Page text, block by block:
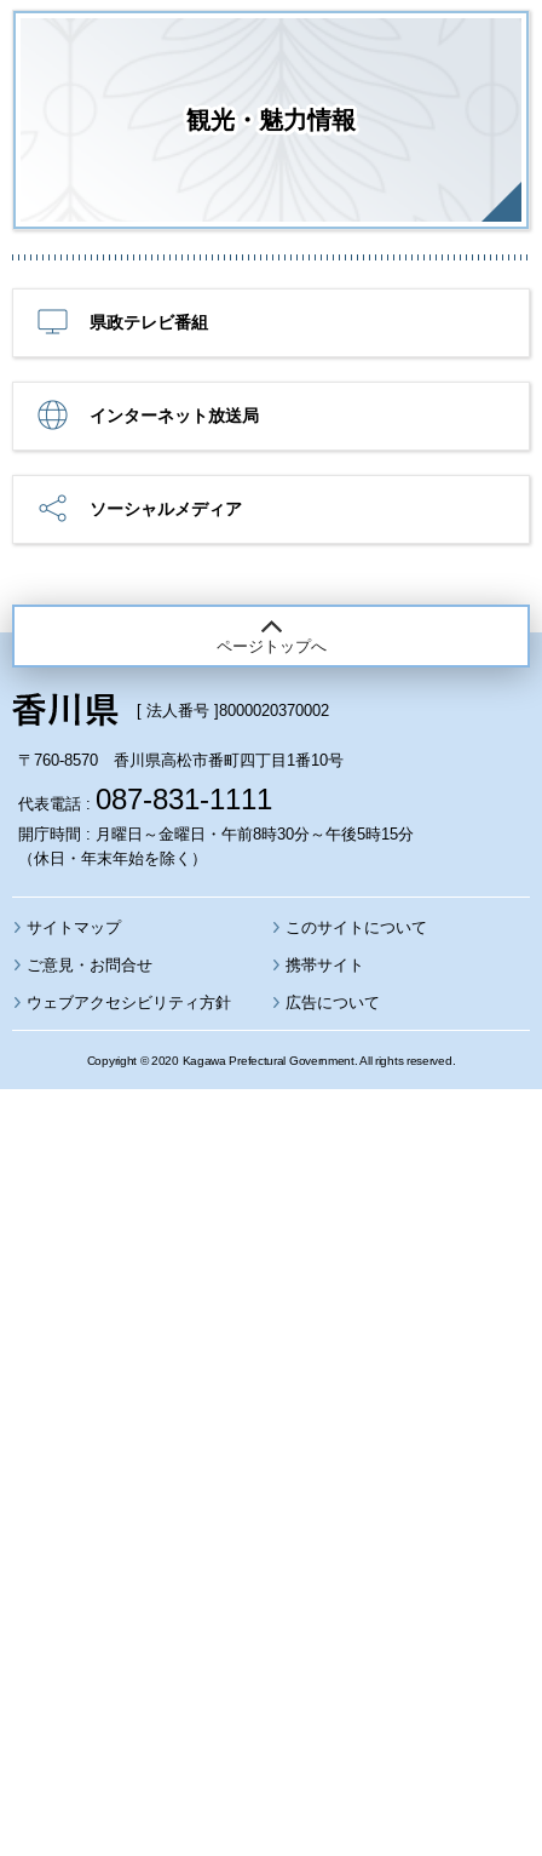
観光・魅力情報
県政テレビ番組
インターネット放送局
ソーシャルメディア
ページトップへ
[ 法人番号 ]8000020370002
〒760-8570 香川県高松市番町四丁目1番10号
代表電話 : 087-831-1111
開庁時間 : 月曜日～金曜日・午前8時30分～午後5時15分
（休日・年末年始を除く）
サイトマップ このサイトについて
携帯サイト
ウェブアクセシビリティ方針 広告について
Copyright © 2020 Kagawa Prefectural Government. All rights reserved.